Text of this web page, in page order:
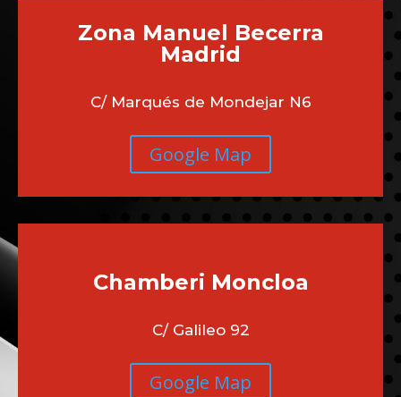
Zona Manuel Becerra
Madrid
C/ Marqués de Mondejar N6
Google Map
Chamberi Moncloa
C/ Galileo 92
Google Map